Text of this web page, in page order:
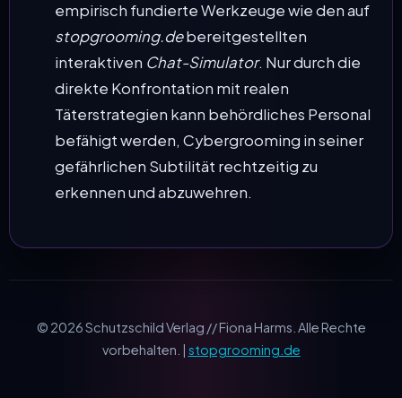
empirisch fundierte Werkzeuge wie den auf
stopgrooming.debereitgestellten
interaktiven Chat-Simulator. Nur durch die
direkte Konfrontation mit realen
Täterstrategien kann behördliches Personal
befähigt werden, Cybergrooming in seiner
gefährlichen Subtilität rechtzeitig zu
erkennen und abzuwehren.
© 2026 Schutzschild Verlag // Fiona Harms. Alle Rechte
vorbehalten. | stopgrooming.de